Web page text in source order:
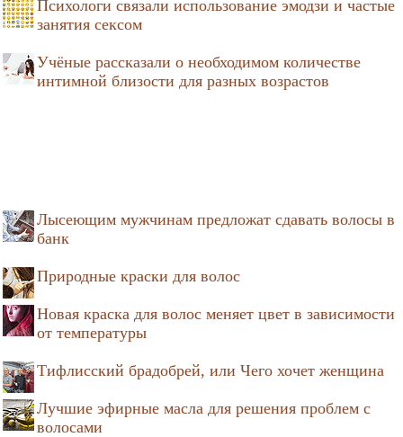
Психологи связали использование эмодзи и частые
занятия сексом
Учёные рассказали о необходимом количестве
интимной близости для разных возрастов
Лысеющим мужчинам предложат сдавать волосы в
банк
Природные краски для волос
Новая краска для волос меняет цвет в зависимости
от температуры
Тифлисский брадобрей, или Чего хочет женщина
Лучшие эфирные масла для решения проблем с
волосами